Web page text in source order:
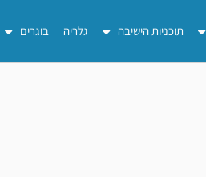
תוכניות הישיבה גלריה בוגרים